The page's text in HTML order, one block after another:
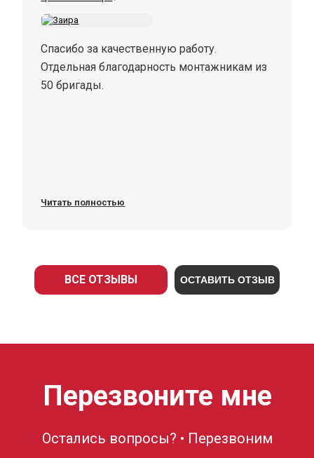
Спасибо за качественную работу.
Отдельная благодарность монтажникам из
50 бригады.
Читать полностью
ВСЕ ОТЗЫВЫ ОСТАВИТЬ ОТЗЫВ
Перезвоните мне
Остались вопросы? • Перезвоним